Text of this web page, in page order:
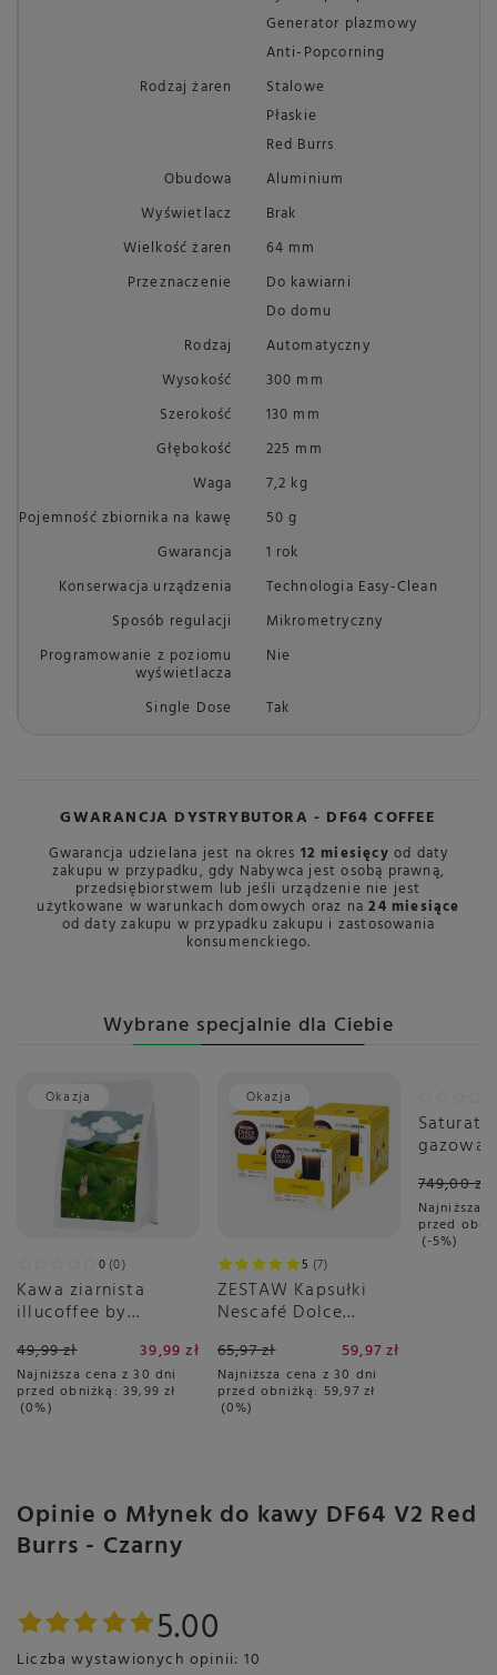
Generator plazmowy
Anti-Popcorning
Rodzaj żaren
Stalowe
Płaskie
Red Burrs
Obudowa
Aluminium
Wyświetlacz
Brak
Wielkość żaren
64 mm
Przeznaczenie
Do kawiarni
Do domu
Rodzaj
Automatyczny
Wysokość
300 mm
Szerokość
130 mm
Głębokość
225 mm
Waga
7,2 kg
Pojemność zbiornika na kawę
50 g
Gwarancja
1 rok
Konserwacja urządzenia
Technologia Easy-Clean
Sposób regulacji
Mikrometryczny
Programowanie z poziomu
wyświetlacza
Nie
Single Dose Tak
GWARANCJA DYSTRYBUTORA - DF64 COFFEE
Gwarancja udzielana jest na okres 12 miesięcy od daty
zakupu w przypadku, gdy Nabywca jest osobą prawną,
przedsiębiorstwem lub jeśli urządzenie nie jest
użytkowane w warunkach domowych oraz na24 miesiące
od daty zakupu w przypadku zakupu i zastosowania
konsumenckiego.
Wybrane specjalnie dla Ciebie
Okazja
0 0
Kawa ziarnista
illucoffee by
po łące 250g
49,99 zł 39,99 zł
Najniższa cena z 30 dni
przed obniżką: 39,99 zł
0%
Okazja
5 7
ZESTAW Kapsułki
Nescafé Dolce
sztuk
65,97 zł 59,97 zł
Najniższa cena z 30 dni
przed obniżką: 59,97 zł
0%
Biały
749,00 zł
Najniższa
przed
-5%
Opinie o Młynek do kawy DF64 V2 Red
Burrs - Czarny
5.00
Liczba wystawionych opinii: 10